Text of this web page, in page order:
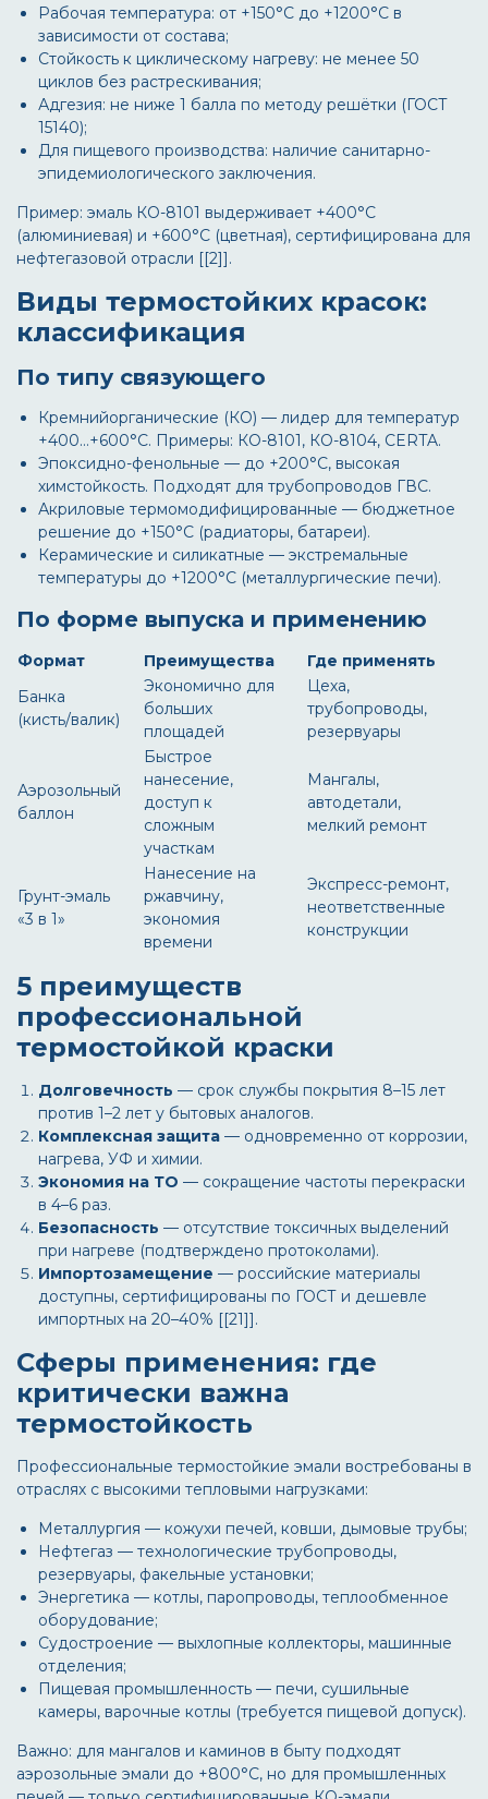
Рабочая температура: от +150°С до +1200°С в
зависимости от состава;
Стойкость к циклическому нагреву: не менее 50
циклов без растрескивания;
Адгезия: не ниже 1 балла по методу решётки (ГОСТ
15140);
Для пищевого производства: наличие санитарно-
эпидемиологического заключения.
Пример: эмаль КО-8101 выдерживает +400°С
(алюминиевая) и +600°С (цветная), сертифицирована для
нефтегазовой отрасли [[2]].
Виды термостойких красок:
классификация
По типу связующего
Кремнийорганические (КО) — лидер для температур
+400…+600°С. Примеры: КО-8101, КО-8104, CERTA.
Эпоксидно-фенольные — до +200°С, высокая
химстойкость. Подходят для трубопроводов ГВС.
Акриловые термомодифицированные — бюджетное
решение до +150°С (радиаторы, батареи).
Керамические и силикатные — экстремальные
температуры до +1200°С (металлургические печи).
По форме выпуска и применению
Формат Преимущества
Где применять
Банка
(кисть/валик)
Экономично для
больших
площадей
Цеха,
трубопроводы,
резервуары
Аэрозольный
баллон
Быстрое
нанесение,
доступ к
сложным
участкам
Мангалы,
автодетали,
мелкий ремонт
Грунт-эмаль
«3 в 1»
Нанесение на
ржавчину,
экономия
времени
Экспресс-ремонт,
неответственные
конструкции
5 преимуществ
профессиональной
термостойкой краски
Долговечность — срок службы покрытия 8–15 лет
против 1–2 лет у бытовых аналогов.
Комплексная защита — одновременно от коррозии,
нагрева, УФ и химии.
Экономия на ТО — сокращение частоты перекраски
в 4–6 раз.
Безопасность — отсутствие токсичных выделений
при нагреве (подтверждено протоколами).
Импортозамещение — российские материалы
доступны, сертифицированы по ГОСТ и дешевле
импортных на 20–40% [[21]].
Сферы применения: где
критически важна
термостойкость
Профессиональные термостойкие эмали востребованы в
отраслях с высокими тепловыми нагрузками:
Металлургия — кожухи печей, ковши, дымовые трубы;
Нефтегаз — технологические трубопроводы,
резервуары, факельные установки;
Энергетика — котлы, паропроводы, теплообменное
оборудование;
Судостроение — выхлопные коллекторы, машинные
отделения;
Пищевая промышленность — печи, сушильные
камеры, варочные котлы (требуется пищевой допуск).
Важно: для мангалов и каминов в быту подходят
аэрозольные эмали до +800°С, но для промышленных